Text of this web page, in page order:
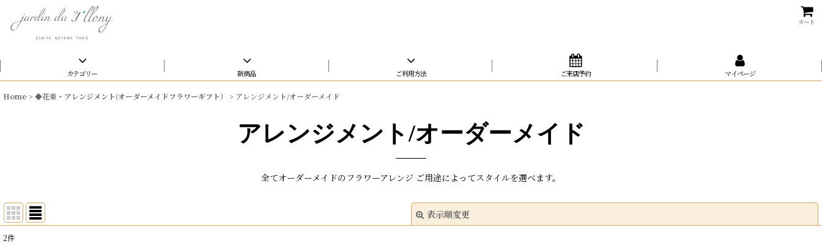
カート
カテゴリー 新商品 ご利用方法 ご来店予約 マイページ
Home > ◆花束・アレンジメント(オーダーメイドフラワーギフト） > アレンジメント/オーダーメイド
アレンジメント/オーダーメイド
全てオーダーメイドのフラワーアレンジ ご用途によってスタイルを選べます。
表示順変更
2件